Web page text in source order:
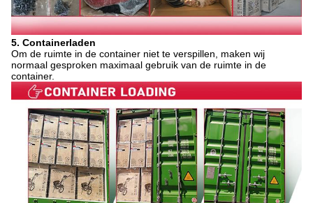
5. Containerladen
Om de ruimte in de container niet te verspillen, maken wij
normaal gesproken maximaal gebruik van de ruimte in de
container.